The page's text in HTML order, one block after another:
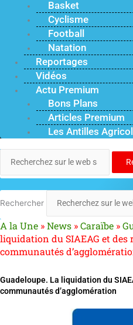
Basket
Cyclisme
Football
Natation
Reportages
Vidéos
Actu Premium
Bons Plans
Articles Premium
Les Antilles
Rechercher
A la Une »News »Caraïbe »
liquidation du SIAEAG et des
communautés
Guadeloupe. La liquidation du
communautés d’agglomération